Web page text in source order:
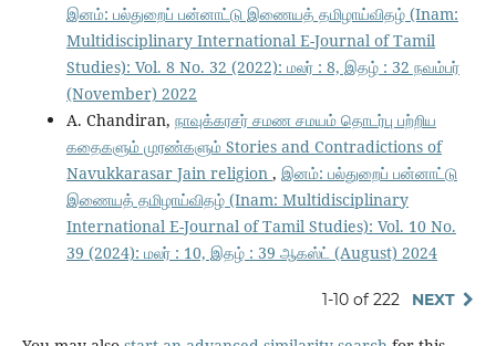
இனம்: பல்துறைப் பன்னாட்டு இணையத் தமிழாய்விதழ் (Inam:
Multidisciplinary International E-Journal of Tamil
Studies): Vol. 8 No. 32 (2022): மலர் : 8, இதழ் : 32 நவம்பர்
(November) 2022
A. Chandiran, நாவுக்கரசர் சமண சமயம் தொடர்பு பற்றிய
கதைகளும் முரண்களும் Stories and Contradictions of
Navukkarasar Jain religion , இனம்: பல்துறைப் பன்னாட்டு
இணையத் தமிழாய்விதழ் (Inam: Multidisciplinary
International E-Journal of Tamil Studies): Vol. 10 No.
39 (2024): மலர் : 10, இதழ் : 39 ஆகஸ்ட் (August) 2024
1-10 of 222 NEXT